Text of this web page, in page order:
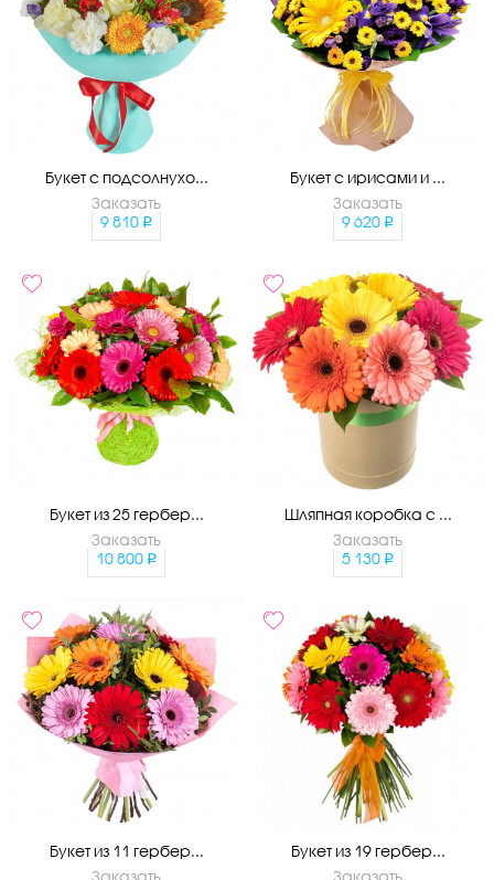
Букет с подсолнухо...
Заказать
9 810
Букет с ирисами и ...
Заказать
9 620
Букет из 25 гербер...
Заказать
10 800
Шляпная коробка с ...
Заказать
5 130
Букет из 11 гербер...
Букет из 19 гербер...